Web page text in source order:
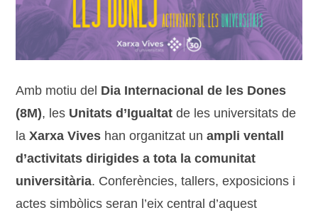
Amb motiu del Dia Internacional de les Dones
(8M), les Unitats d’Igualtat de les universitats de
laXarxa Vives han organitzat unampli ventall
d’activitats dirigides a tota la comunitat
universitària. Conferències, tallers, exposicions i
actes simbòlics seran l’eix central d’aquest